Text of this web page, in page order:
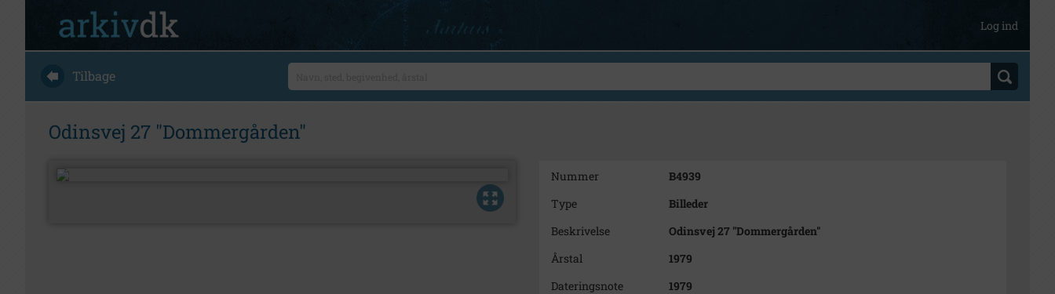
Log ind
Tilbage
Odinsvej 27 "Dommergården"
Nummer
B4939
Type
Billeder
Beskrivelse
Odinsvej 27 "Dommergården"
Årstal
1979
Dateringsnote
1979